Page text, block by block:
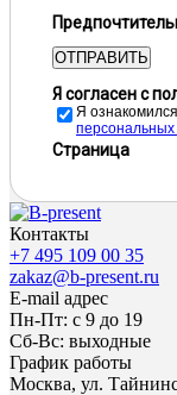
ОТПРАВИТЬ
Я согласен с
Я
Страница
Контакты
+7 495 109 00 35
zakaz@b-present.ru
E-mail адрес
Пн-Пт: с 9 до 19
Сб-Вс: выходные
График работы
Москва, ул.